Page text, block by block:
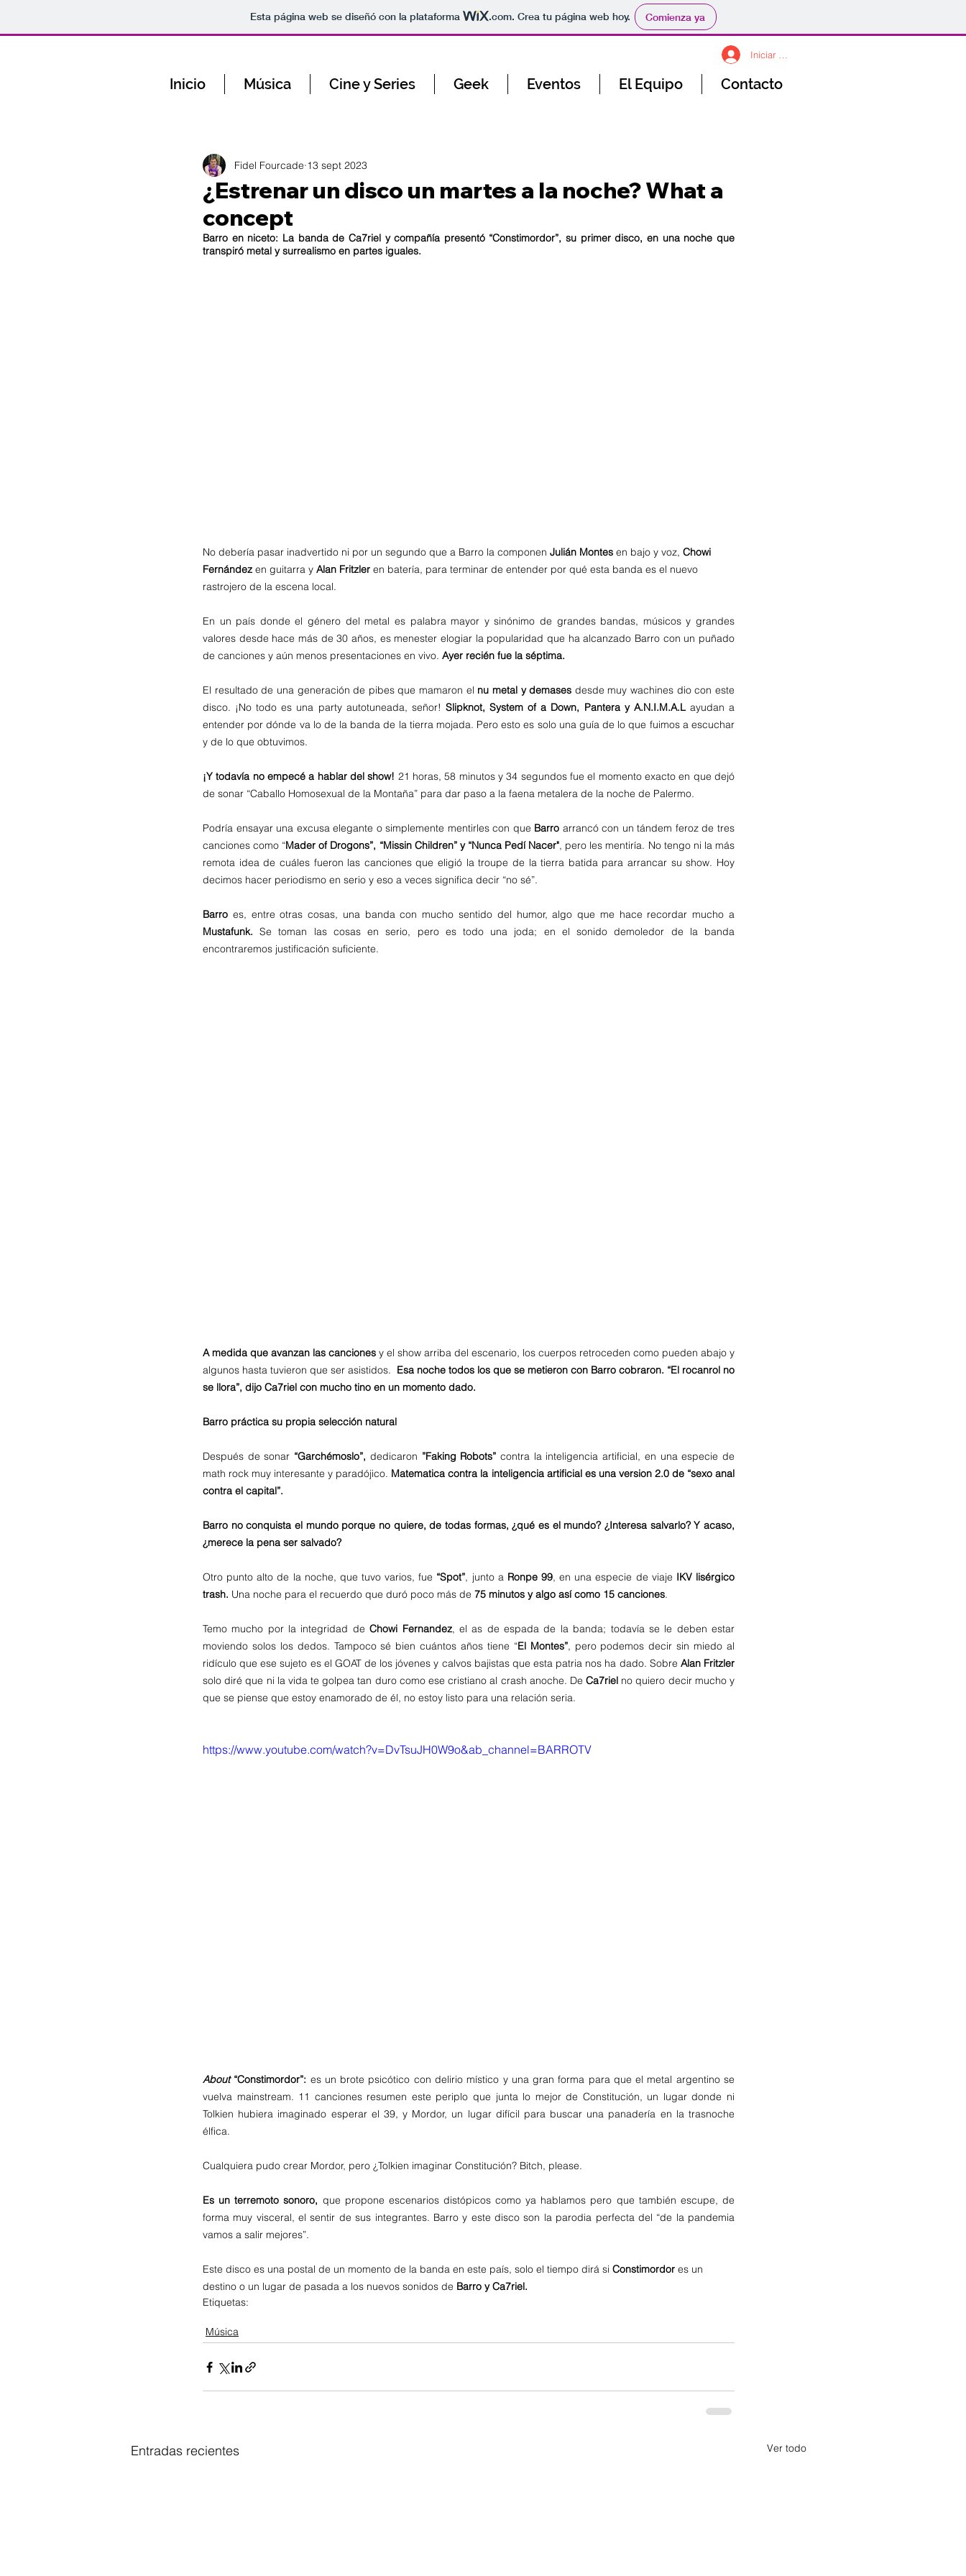
Esta página web se diseñó con la plataforma .com. Crea tu página web hoy. Comienza ya
Iniciar sesión
Inicio Música Cine y Series Geek Eventos El Equipo Contacto
¿Estrenar un disco un martes a la noche? What a
concept
Fidel Fourcade 13 sept 2023
Barro en niceto: La banda de Ca7riel y compañía presentó “Constimordor”, su primer disco, en una noche que
transpiró metal y surrealismo en partes iguales.
No debería pasar inadvertido ni por un segundo que a Barro la componen Julián Montes en bajo y voz, Chowi
Fernández en guitarra y Alan Fritzler en batería, para terminar de entender por qué esta banda es el nuevo
rastrojero de la escena local.
En un país donde el género del metal es palabra mayor y sinónimo de grandes bandas, músicos y grandes
valores desde hace más de 30 años, es menester elogiar la popularidad que ha alcanzado Barro con un puñado
de canciones y aún menos presentaciones en vivo. Ayer recién fue la séptima.
El resultado de una generación de pibes que mamaron el nu metal y demases desde muy wachines dio con este
disco. ¡No todo es una party autotuneada, señor! Slipknot, System of a Down, Pantera y A.N.I.M.A.L ayudan a
entender por dónde va lo de la banda de la tierra mojada. Pero esto es solo una guía de lo que fuimos a escuchar
y de lo que obtuvimos.
¡Y todavía no empecé a hablar del show! 21 horas, 58 minutos y 34 segundos fue el momento exacto en que dejó
de sonar “Caballo Homosexual de la Montaña” para dar paso a la faena metalera de la noche de Palermo.
Podría ensayar una excusa elegante o simplemente mentirles con que Barro arrancó con un tándem feroz de tres
canciones como “Mader of Drogons”, “Missin Children” y “Nunca Pedí Nacer", pero les mentiría. No tengo ni la más
remota idea de cuáles fueron las canciones que eligió la troupe de la tierra batida para arrancar su show. Hoy
decimos hacer periodismo en serio y eso a veces significa decir “no sé”.
Barro
Mustafunk. Se toman las cosas en serio, pero es todo una joda; en el sonido demoledor de la banda
encontraremos justificación suficiente.
A medida que avanzan las canciones y el show arriba del escenario, los cuerpos retroceden como pueden abajo y
algunos hasta tuvieron que ser asistidos. Esa noche todos los que se metieron con Barro cobraron. “El rocanrol no
se llora”, dijo Ca7riel con mucho tino en un momento dado.
Barro práctica su propia selección natural
Después de sonar “Garchémoslo”, dedicaron ”Faking Robots” contra la inteligencia artificial, en una especie de
math rock muy interesante y paradójico. Matematica contra la inteligencia artificial es una version 2.0 de “sexo anal
contra el capital”.
Barro no conquista el mundo porque no quiere, de todas formas, ¿qué es el mundo? ¿Interesa salvarlo? Y acaso,
¿merece la pena ser salvado?
Otro punto alto de la noche, que tuvo varios, fue “Spot”, junto a Ronpe 99, en una especie de viaje IKV lisérgico
trash. Una noche para el recuerdo que duró poco más de 75 minutos y algo así como 15 canciones.
Temo mucho por la integridad de Chowi Fernandez, el as de espada de la banda; todavía se le deben estar
moviendo solos los dedos. Tampoco sé bien cuántos años tiene “El Montes”, pero podemos decir sin miedo al
ridículo que ese sujeto es el GOAT de los jóvenes y calvos bajistas que esta patria nos ha dado. Sobre Alan Fritzler
solo diré que ni la vida te golpea tan duro como ese cristiano al crash anoche. De Ca7riel no quiero decir mucho y
que se piense que estoy enamorado de él, no estoy listo para una relación seria.
https://www.youtube.com/watch?v=DvTsuJH0W9o&ab_channel=BARROTV
About “Constimordor”: es un brote psicótico con delirio místico y una gran forma para que el metal argentino se
vuelva mainstream. 11 canciones resumen este periplo que junta lo mejor de Constitución, un lugar donde ni
Tolkien hubiera imaginado esperar el 39, y Mordor, un lugar difícil para buscar una panadería en la trasnoche
élfica.
Cualquiera pudo crear Mordor, pero ¿Tolkien imaginar Constitución? Bitch, please.
Es un terremoto sonoro, que propone escenarios distópicos como ya hablamos pero que también escupe, de
forma muy visceral, el sentir de sus integrantes. Barro y este disco son la parodia perfecta del “de la pandemia
vamos a salir mejores”.
Este disco es una postal de un momento de la banda en este país, solo el tiempo dirá si Constimordor es un
destino o un lugar de pasada a los nuevos sonidos de Barro y Ca7riel.
Etiquetas:
Música
Entradas recientes Ver todo